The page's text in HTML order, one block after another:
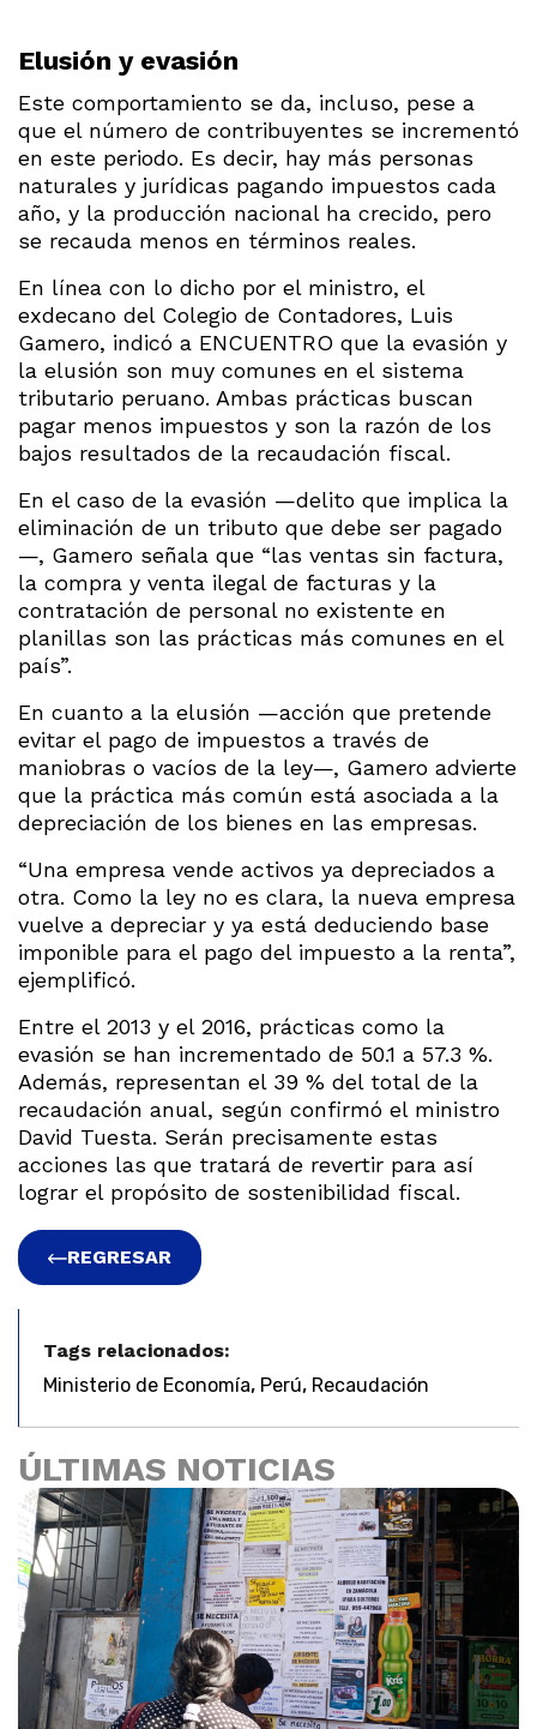
Elusión y evasión
Este comportamiento se da, incluso, pese a
que el número de contribuyentes se incrementó
en este periodo. Es decir, hay más personas
naturales y jurídicas pagando impuestos cada
año, y la producción nacional ha crecido, pero
se recauda menos en términos reales.
En línea con lo dicho por el ministro, el
exdecano del Colegio de Contadores, Luis
Gamero, indicó a ENCUENTRO que la evasión y
la elusión son muy comunes en el sistema
tributario peruano. Ambas prácticas buscan
pagar menos impuestos y son la razón de los
bajos resultados de la recaudación fiscal.
En el caso de la evasión —delito que implica la
eliminación de un tributo que debe ser pagado
—, Gamero señala que “las ventas sin factura,
la compra y venta ilegal de facturas y la
contratación de personal no existente en
planillas son las prácticas más comunes en el
país”.
En cuanto a la elusión —acción que pretende
evitar el pago de impuestos a través de
maniobras o vacíos de la ley—, Gamero advierte
que la práctica más común está asociada a la
depreciación de los bienes en las empresas.
“Una empresa vende activos ya depreciados a
otra. Como la ley no es clara, la nueva empresa
vuelve a depreciar y ya está deduciendo base
imponible para el pago del impuesto a la renta”,
ejemplificó.
Entre el 2013 y el 2016, prácticas como la
evasión se han incrementado de 50.1 a 57.3 %.
Además, representan el 39 % del total de la
recaudación anual, según confirmó el ministro
David Tuesta. Serán precisamente estas
acciones las que tratará de revertir para así
lograr el propósito de sostenibilidad fiscal.
REGRESAR
Tags relacionados:
Ministerio de Economía, Perú, Recaudación
ÚLTIMAS NOTICIAS